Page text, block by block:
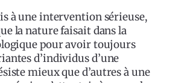
à une intervention sérieuse,
la nature faisait dans la
pour avoir toujours
d’individus d’une
mieux que d’autres à une